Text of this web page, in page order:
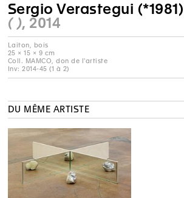
Sergio Verastegui (*1981)
( ), 2014
Laiton, bois
25 × 15 × 9 cm
Coll. MAMCO, don de l'artiste
Inv: 2014-45 (1 à 2)
DU MÊME ARTISTE